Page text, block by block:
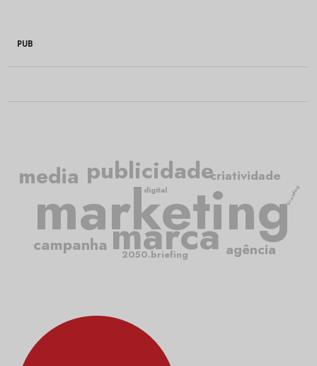
PUB
marketing
publicidade
marca
criatividade
campanha
media
agência
digital
2050.briefing
branding